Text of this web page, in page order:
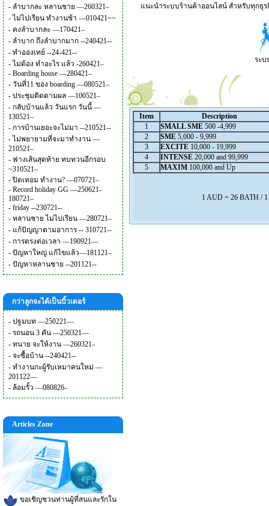
- ลำบากละ หลานชาย —260321–
- ไม่ไปเรียน ทำงานช้า —010421~~
- คงลำบากละ —170421–
- ลำบาก ถึงลำบากมาก --240421--
- ทำอองเทย์ --24-421--
- ไม่ต้อง ทำอะไร แล้ว -260421–
- Boarding house —280421–
- วันที่11 ของ boarding —080521–
- ประชุมติดตามผล —100521–
- กลับบ้านแล้ว วันแรก วันนี้ —
130521–
- การบ้านเยอะจะไม่มา --210521--
- ไม่พยายามที่จะมาทำงาน —
210521–
- ฟางเส้นสุดท้าย ทบทวนอีกรอบ
~310521–
-ปิดเทอม ทำงาน? —070721–
- Record holiday GG —250621-
180721–
- friday --230721--
- หลานชาย ไม่ไปเรียน —280721–
- แก้ปัญญาตามอาการ -- 310721--
- การตรงต่อเวลา —190921—
- ปัญหาใหญ่ แก้ไขแล้ว—181121–
- ปัญหาหลานชาย --201121--
กว่าลูกจะได้เป็นบิ้วเดอร์
- ปฐมบท —250221—
- รถนอน 3 คัน —250321—
- ทนาย จะให้งาน —260321–
- จะซื้อบ้าน --240421--
- ทำงานกะผู้รับเหมาคนใหม่ —
201122—
- ล้อมรั้ว —080826–
Articles Zone
ขอเชิญชวนท่านผู้ที่สนและรักใน
แนะนำระบบร้านค้าออนไลน์ สำหรับทุกธุ
ระบ
Item
Description
1
SMALL SME 500 -4,999
2
SME 5,000 - 9,999
3
EXCITE 10,000 - 19,999
4
INTENSE 20,000 and 99,999
5
MAXIM 100,000 and Up
1 AUD = 26 BATH /